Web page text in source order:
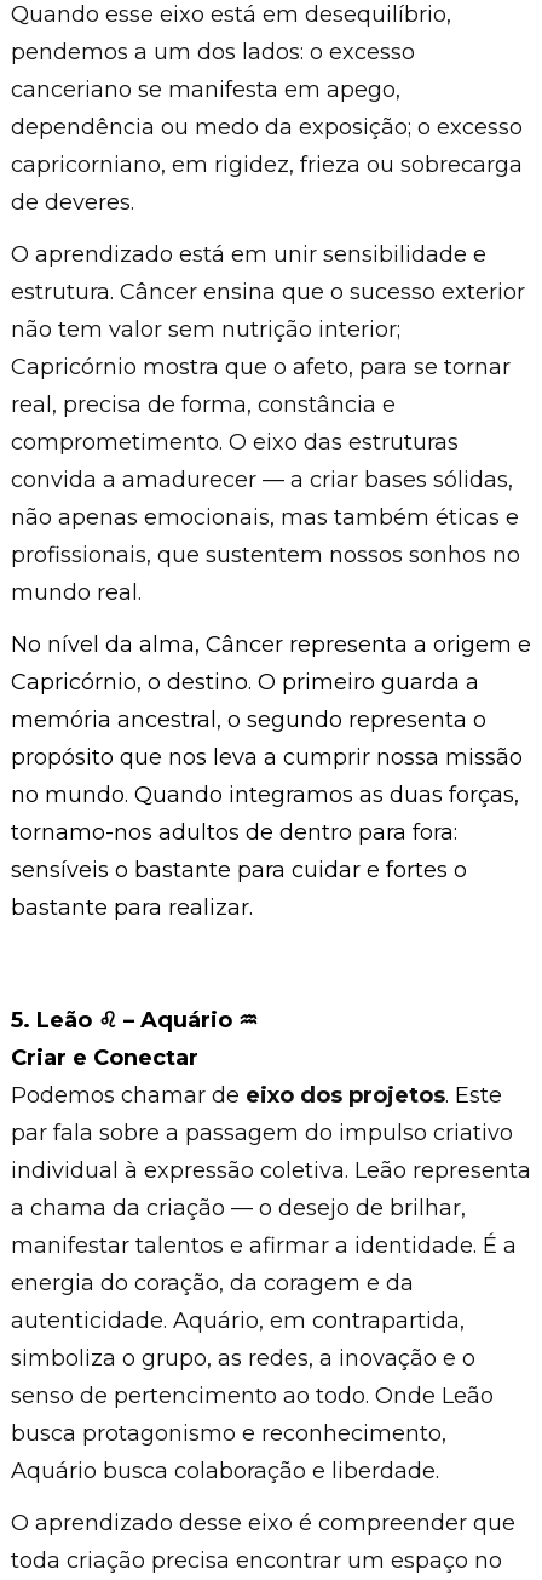
Quando esse eixo está em desequilíbrio,
pendemos a um dos lados: o excesso
canceriano se manifesta em apego,
dependência ou medo da exposição; o excesso
capricorniano, em rigidez, frieza ou sobrecarga
de deveres.
O aprendizado está em unir sensibilidade e
estrutura. Câncer ensina que o sucesso exterior
não tem valor sem nutrição interior;
Capricórnio mostra que o afeto, para se tornar
real, precisa de forma, constância e
comprometimento. O eixo das estruturas
convida a amadurecer — a criar bases sólidas,
não apenas emocionais, mas também éticas e
profissionais, que sustentem nossos sonhos no
mundo real.
No nível da alma, Câncer representa a origem e
Capricórnio, o destino. O primeiro guarda a
memória ancestral, o segundo representa o
propósito que nos leva a cumprir nossa missão
no mundo. Quando integramos as duas forças,
tornamo-nos adultos de dentro para fora:
sensíveis o bastante para cuidar e fortes o
bastante para realizar.
5. Leão ♌︎ – Aquário ♒︎
Criar e Conectar
Podemos chamar de eixo dos projetos. Este
par fala sobre a passagem do impulso criativo
individual à expressão coletiva. Leão representa
a chama da criação — o desejo de brilhar,
manifestar talentos e afirmar a identidade. É a
energia do coração, da coragem e da
autenticidade. Aquário, em contrapartida,
simboliza o grupo, as redes, a inovação e o
senso de pertencimento ao todo. Onde Leão
busca protagonismo e reconhecimento,
Aquário busca colaboração e liberdade.
O aprendizado desse eixo é compreender que
toda criação precisa encontrar um espaço no